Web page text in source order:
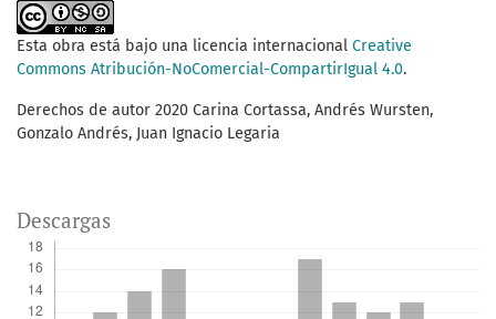
Esta obra está bajo una licencia internacional Creative
Commons Atribución-NoComercial-CompartirIgual 4.0.
Derechos de autor 2020 Carina Cortassa, Andrés Wursten,
Gonzalo Andrés, Juan Ignacio Legaria
Descargas